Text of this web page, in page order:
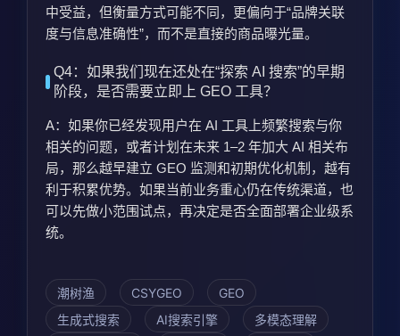
中受益，但衡量方式可能不同，更偏向于“品牌关联
度与信息准确性”，而不是直接的商品曝光量。
Q4：如果我们现在还处在“探索 AI 搜索”的早期
阶段，是否需要立即上 GEO 工具？
A：如果你已经发现用户在 AI 工具上频繁搜索与你
相关的问题，或者计划在未来 1–2 年加大 AI 相关布
局，那么越早建立 GEO 监测和初期优化机制，越有
利于积累优势。如果当前业务重心仍在传统渠道，也
可以先做小范围试点，再决定是否全面部署企业级系
统。
潮树渔 CSYGEO
GEO
生成式搜索
AI搜索引擎
多模态理解